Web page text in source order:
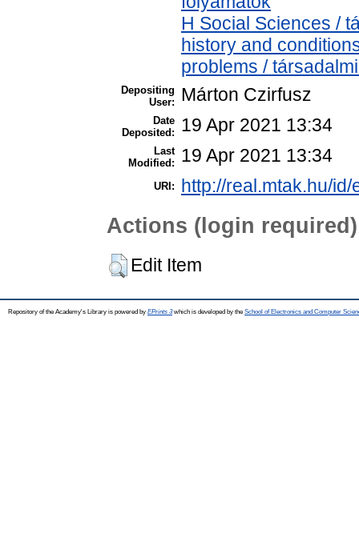
H Social Sciences /
history and
problems /
Depositing
User:
Márton Czirfusz
Date
Deposited:
19 Apr 2021 13:34
Last
Modified:
19 Apr 2021 13:34
URI: http://real.mtak.hu/
Actions (login required)
Edit Item
Repository of the Academy's Library is powered by EPrints 3which is developed by the School of Electronics and Computer